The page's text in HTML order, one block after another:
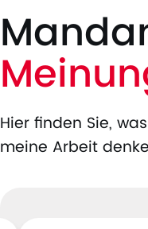
Hier finden Sie,
meine Arbeit